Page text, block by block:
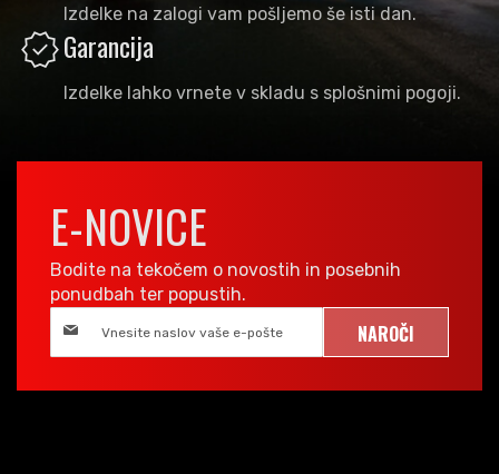
Izdelke na zalogi vam pošljemo še isti dan.
verifiedGarancija
Izdelke lahko vrnete v skladu s splošnimi pogoji.
E-NOVICE
Bodite na tekočem o novostih in posebnih
ponudbah ter popustih.
NAROČI